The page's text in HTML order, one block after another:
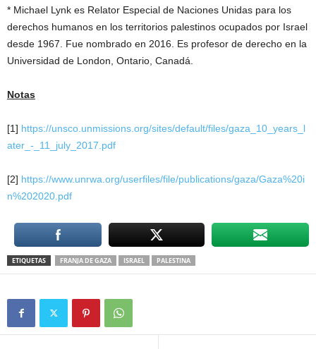
* Michael Lynk es Relator Especial de Naciones Unidas para los
derechos humanos en los territorios palestinos ocupados por Israel
desde 1967. Fue nombrado en 2016. Es profesor de derecho en la
Universidad de London, Ontario, Canadá.
Notas
[1] https://unsco.unmissions.org/sites/default/files/gaza_10_years_l
ater_-_11_july_2017.pdf
[2] https://www.unrwa.org/userfiles/file/publications/gaza/Gaza%20i
n%202020.pdf
ETIQUETAS FRANJA DE GAZA ISRAEL PALESTINA